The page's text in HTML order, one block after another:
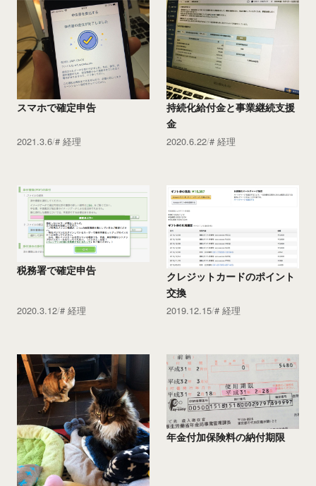
スマホで確定申告
2021.3.6 経理
持続化給付金と事業継続支援
金
2020.6.22 経理
税務署で確定申告
2020.3.12 経理
クレジットカードのポイント
交換
2019.12.15 経理
年金付加保険料の納付期限